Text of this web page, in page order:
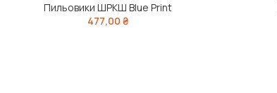
Пильовики ШРКШ Blue Print
477,00 ₴